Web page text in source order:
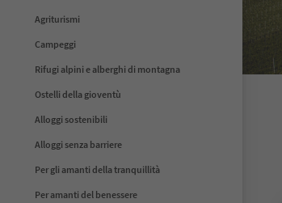
Agriturismi
Campeggi
Rifugi alpini e alberghi di montagna
Ostelli della gioventù
Alloggi sostenibili
Alloggi senza barriere
Per gli amanti della tranquillità
Per amanti del benessere